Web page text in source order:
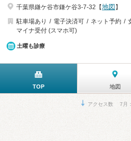
千葉県鎌ケ谷市鎌ケ谷3-7-32【地図 】
駐車場あり
電子決済可 ネット予約
マイナ受付 (スマホ可)
土曜も診療
TOP 地図
アクセス数 7月：